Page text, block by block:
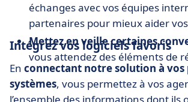
échanges avec vos équipes
partenaires pour mieux aider
Mettez en veille certaines
vous attendez des éléments de
Intégrez vos logiciels favoris
En connectant notre solution à vos
systèmes, vous permettez à vos